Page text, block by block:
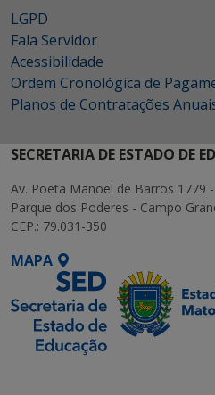
LGPD
Fala Servidor
Acessibilidade
Ordem Cronológica de
Planos de Contratações
SECRETARIA DE ESTADO DE
Av. Poeta Manoel de Barros 1779
Parque dos Poderes - Campo
CEP.: 79.031-350
MAPA